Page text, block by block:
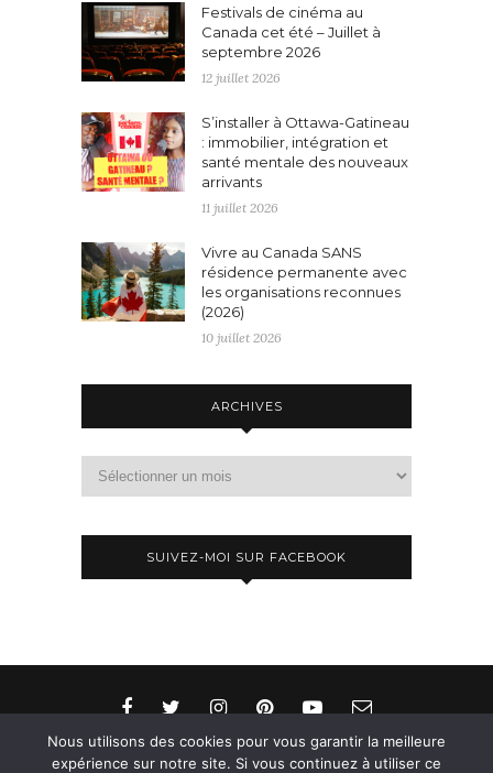
Festivals de cinéma au
Canada cet été – Juillet à
septembre 2026
12 juillet 2026
S’installer à Ottawa-Gatineau
: immobilier, intégration et
santé mentale des nouveaux
arrivants
11 juillet 2026
Vivre au Canada SANS
résidence permanente avec
les organisations reconnues
(2026)
10 juillet 2026
ARCHIVES
SUIVEZ-MOI SUR FACEBOOK
Nous utilisons des cookies pour vous garantir la meilleure
expérience sur notre site. Si vous continuez à utiliser ce